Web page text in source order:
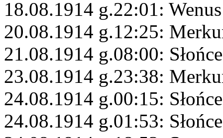
18.08.1914 g.22:01:
20.08.1914 g.12:25:
21.08.1914 g.08:00:
23.08.1914 g.23:38:
24.08.1914 g.00:15:
24.08.1914 g.01:53: